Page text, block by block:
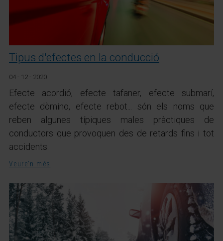
Tipus d'efectes en la conducció
04 - 12 - 2020
Efecte acordió, efecte tafaner, efecte submarí,
efecte dòmino, efecte rebot... són els noms que
reben algunes típiques males pràctiques de
conductors que provoquen des de retards fins i tot
accidents.
Veure'n més